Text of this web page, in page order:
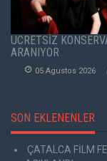
ÜCRETSİZ
ARANIYOR
05 Agustos 2026
SON EKLENENLER
ÇATALCA FİLM